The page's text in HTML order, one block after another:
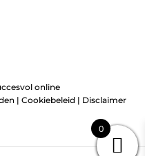
online
|Cookiebeleid | Disclaimer
0